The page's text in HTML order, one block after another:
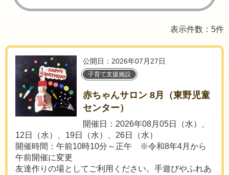
表示件数：5件
公開日：2026年07月27日
子育て支援施設
赤ちゃんサロン 8月（東野児童
センター）
開催日：2026年08月05日（水）、
12日（水）、19日（水）、26日（水）
開催時間：午前10時10分～正午 ※令和8年4月から
午前開催に変更
友達作りの場としてご利用ください。手遊びやふれあ